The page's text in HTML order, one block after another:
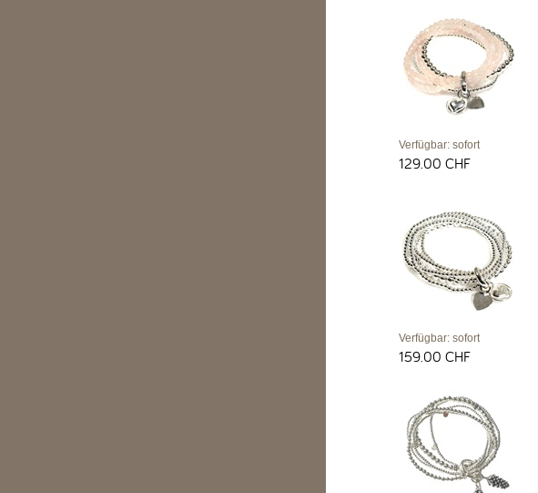
Verfügbar: sofort
129.00 CHF
Verfügbar: sofort
159.00 CHF